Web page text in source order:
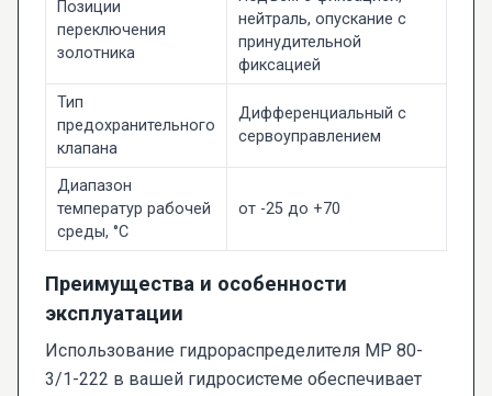
Позиции
переключения
золотника
нейтраль, опускание с
принудительной
фиксацией
Тип
предохранительного
клапана
Дифференциальный с
сервоуправлением
Диапазон
температур рабочей
среды, °C
от -25 до +70
Преимущества и особенности
эксплуатации
Использование гидрораспределителя МР 80-
3/1-222 в вашей гидросистеме обеспечивает